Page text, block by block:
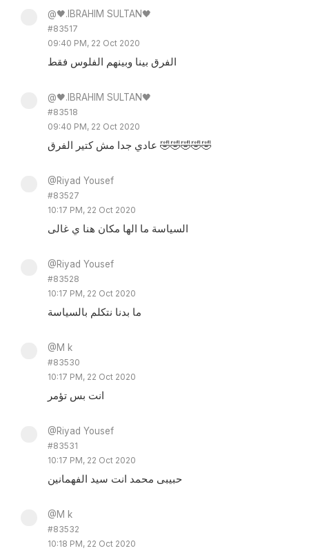
@🖤.IBRAHIM SULTAN🖤
#83517
09:40 PM, 22 Oct 2020
الفرق بينا وبينهم الفلوس فقط
@🖤.IBRAHIM SULTAN🖤
#83518
09:40 PM, 22 Oct 2020
عادي جدا مش كتير الفرق 🤣🤣🤣🤣🤣
@Riyad Yousef
#83527
10:17 PM, 22 Oct 2020
السياسة ما الها مكان هنا ي غالى
@Riyad Yousef
#83528
10:17 PM, 22 Oct 2020
ما بدنا نتكلم بالسياسة
@M k
#83530
10:17 PM, 22 Oct 2020
انت بس تؤمر
@Riyad Yousef
#83531
10:17 PM, 22 Oct 2020
حبيبى محمد انت سيد الفهمانين
@M k
#83532
10:18 PM, 22 Oct 2020